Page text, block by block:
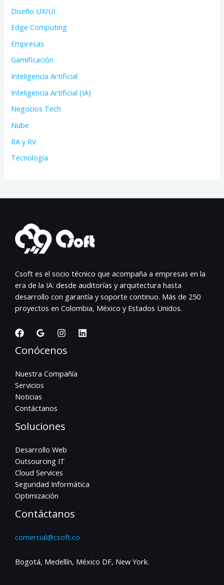
Diseño UX/UI
Edge Computing
Empresas
Gamificación
Inteligencia Artificial
Inteligencia Artificial (IA)
Negocios Tech
Nube
RA y RV
Tecnología
Csoft es el socio técnico que acompaña a empresas en la
era de la IA: desde auditorías y arquitectura hasta
desarrollo con garantía y soporte continuo. Más de 250
proyectos en Colombia, México y Estados Unidos.
Conócenos
Nuestra Compañía
Servicios
Noticias
Contáctanos
Soluciones
Desarrollo Web
Outsourcing IT
Cloud Services
Seguridad Informática
Optimización
Contáctanos
comercial@csoft.co
Bogotá, Medellín, México DF, New York.